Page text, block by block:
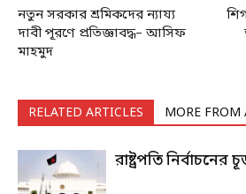
নতুন সরকার শ্রমিকদের ন্যায্য
দাবী পূরণে প্রতিজ্ঞাবদ্ধ– আসিফ
মাহমুদ
RELATED ARTICLES MORE FROM
রাষ্ট্রপতি নির্বাচনের